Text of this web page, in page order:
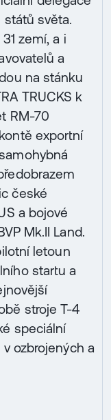
států světa.
zemí, a i
a
na stánku
TRUCKS k
RM-70
exportní
české
a bojové
Mk.II Land.
letoun
startu a
stroje T-4
speciální
ozbrojených a